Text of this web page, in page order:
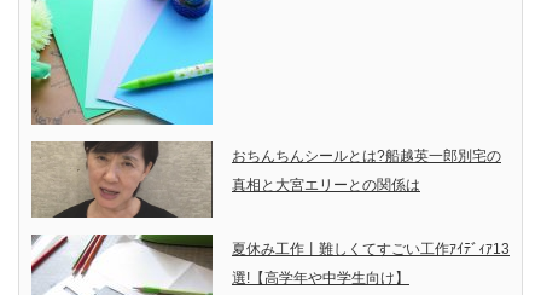
おちんちんシールとは?船越英一郎別宅の
真相と大宮エリーとの関係は
夏休み工作丨難しくてすごい工作ｱｲﾃﾞｨｱ13
選!【高学年や中学生向け】